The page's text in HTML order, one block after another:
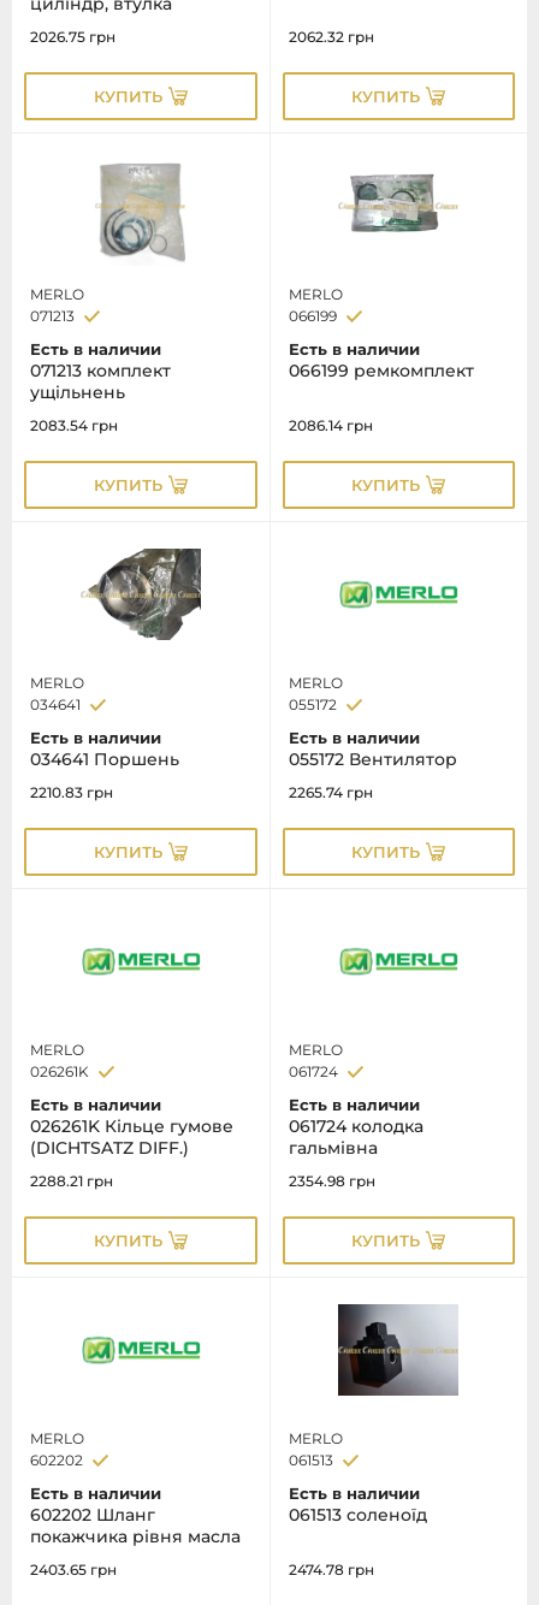
2026.75 грн
КУПИТЬ
2062.32 грн
КУПИТЬ
MERLO
071213
Есть в наличии
071213 комплект
ущільнень
2083.54 грн
КУПИТЬ
MERLO
066199
Есть в наличии
066199 ремкомплект
2086.14 грн
КУПИТЬ
MERLO
034641
Есть в наличии
034641 Поршень
2210.83 грн
КУПИТЬ
MERLO
055172
Есть в наличии
055172 Вентилятор
2265.74 грн
КУПИТЬ
MERLO
026261K
Есть в наличии
026261K Кільце гумове
(DICHTSATZ DIFF.)
2288.21 грн
КУПИТЬ
MERLO
061724
Есть в наличии
061724 колодка
гальмівна
2354.98 грн
КУПИТЬ
MERLO
602202
Есть в наличии
602202 Шланг
покажчика рівня масла
2403.65 грн
MERLO
061513
Есть в наличии
061513 соленоїд
2474.78 грн